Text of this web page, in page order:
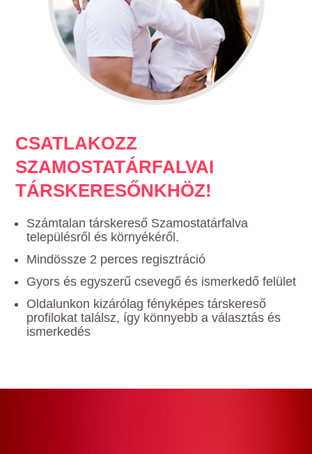
CSATLAKOZZ
SZAMOSTATÁRFALVAI
TÁRSKERESŐNKHÖZ!
Számtalan társkereső Szamostatárfalva
településről és környékéről.
Mindössze 2 perces regisztráció
Gyors és egyszerű csevegő és ismerkedő felület
Oldalunkon kizárólag fényképes társkereső
profilokat találsz, így könnyebb a választás és
ismerkedés